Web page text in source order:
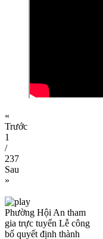
«
Trước
1
/
237
Sau
»
Phường Hội An tham
gia trực tuyến Lễ công
bố quyết định thành